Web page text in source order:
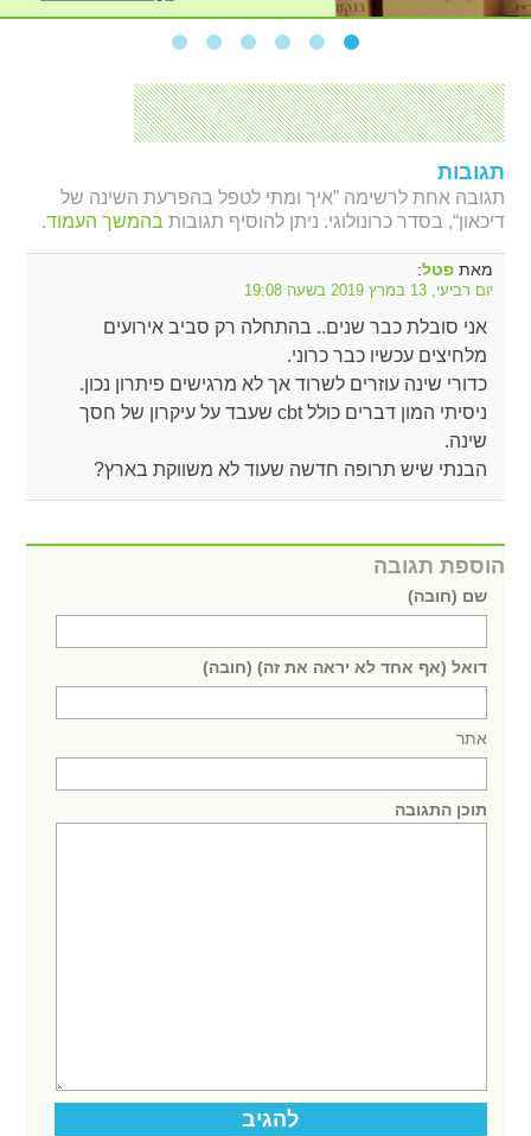
תגובות
תגובה אחת לרשימה ”איך ומתי לטפל בהפרעת השינה של
דיכאון“, בסדר כרונולוגי. ניתן להוסיף תגובות בהמשך העמוד.
מאתפטל:
יום רביעי, 13 במרץ 2019 בשעה 19:08
אני סובלת כבר שנים.. בהתחלה רק סביב אירועים
מלחיצים עכשיו כבר כרוני.
כדורי שינה עוזרים לשרוד אך לא מרגישים פיתרון נכון.
ניסיתי המון דברים כולל cbt שעבד על עיקרון של חסך
שינה.
הבנתי שיש תרופה חדשה שעוד לא משווקת בארץ?
הוספת תגובה
שם (חובה)
דואל (אף אחד לא יראה את זה) (חובה)
אתר
תוכן התגובה